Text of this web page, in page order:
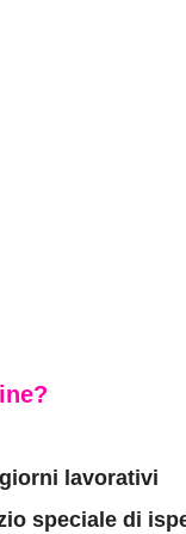
lavorativi
speciale di